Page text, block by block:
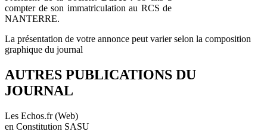
compter de son immatriculation au RCS de
NANTERRE.
La présentation de votre annonce peut varier selon la composition
graphique du journal
AUTRES PUBLICATIONS DU
JOURNAL
Les Echos.fr (Web)
en Constitution SASU